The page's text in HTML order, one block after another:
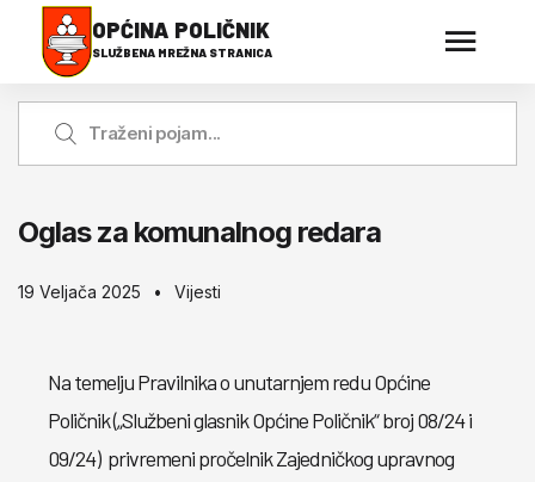
OPĆINA POLIČNIK
SLUŽBENA MREŽNA STRANICA
Oglas za komunalnog redara
19 Veljača 2025 Vijesti
Na temelju Pravilnika o unutarnjem redu Općine
Poličnik („Službeni glasnik Općine Poličnik“ broj 08/24 i
09/24) privremeni pročelnik Zajedničkog upravnog